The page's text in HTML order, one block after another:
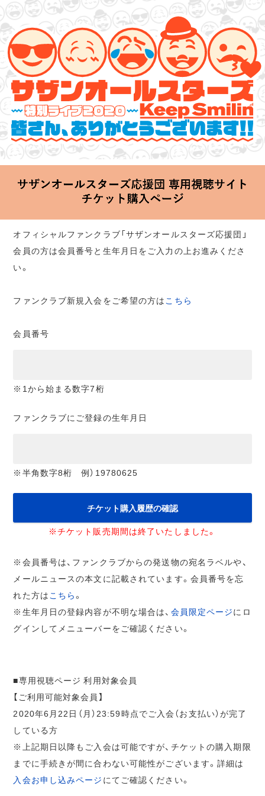
サザンオールスターズ 特別ライブ 2020
「Keep Smilin’～皆さん、ありがとうございます!!～」
2020.06.25 Thu 20:00 Start at 横浜アリーナ
オフィシャルファンクラブ「サザンオールスターズ応援団」
会員の方は会員番号と生年月日をご入力の上お進みくださ
い。
ファンクラブ新規入会をご希望の方は こちら
会員番号
※1から始まる数字7桁
ファンクラブにご登録の生年月日
※半角数字8桁 例）19780625
チケット購入履歴の確認
※チケット販売期間は終了いたしました。
※会員番号は、ファンクラブからの発送物の宛名ラベルや、
メールニュースの本文に記載されています。会員番号を忘
れた方は こちら。
※生年月日の登録内容が不明な場合は、 会員限定ページにロ
グインしてメニューバーをご確認ください。
■専用視聴ページ 利用対象会員
【ご利用可能対象会員】
2020年6月22日（月）23:59時点でご入会（お支払い）が完了
している方
※上記期日以降もご入会は可能ですが、チケットの購入期限
までに手続きが間に合わない可能性がございます。詳細は
入会お申し込みページ にてご確認ください。